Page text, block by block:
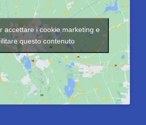
accettare i cookie marketing e
questo contenuto